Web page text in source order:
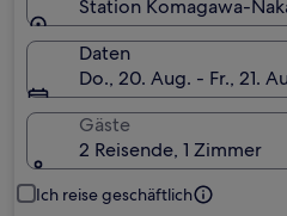
Station Komagawa-
Daten
Do., 20. Aug. - Fr., 21.
Gäste
2 Reisende, 1 Zimmer
Ich reise geschäftlich